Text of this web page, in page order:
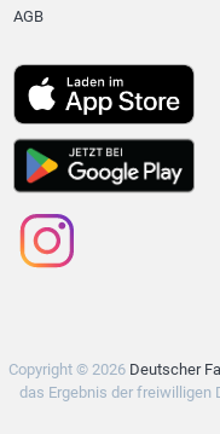
AGB
Copyright © 2026 Deutscher
das Ergebnis der freiwilligen